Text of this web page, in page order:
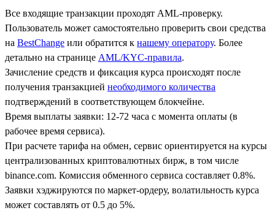
Все входящие транзакции проходят AML-проверку.
Пользователь может самостоятельно проверить свои средства
на BestChange или обратится к нашему оператору. Более
детально на странице AML/KYC-правила.
Зачисление средств и фиксация курса происходят после
получения транзакцией необходимого количества
подтверждений в соответствующем блокчейне.
Время выплаты заявки: 12-72 часа с момента оплаты (в
рабочее время сервиса).
При расчете тарифа на обмен, сервис ориентируется на курсы
централизованных криптовалютных бирж, в том числе
binance.com. Комиссия обменного сервиса составляет 0.8%.
Заявки хэджируются по маркет-ордеру, волатильность курса
может составлять от 0.5 до 5%.